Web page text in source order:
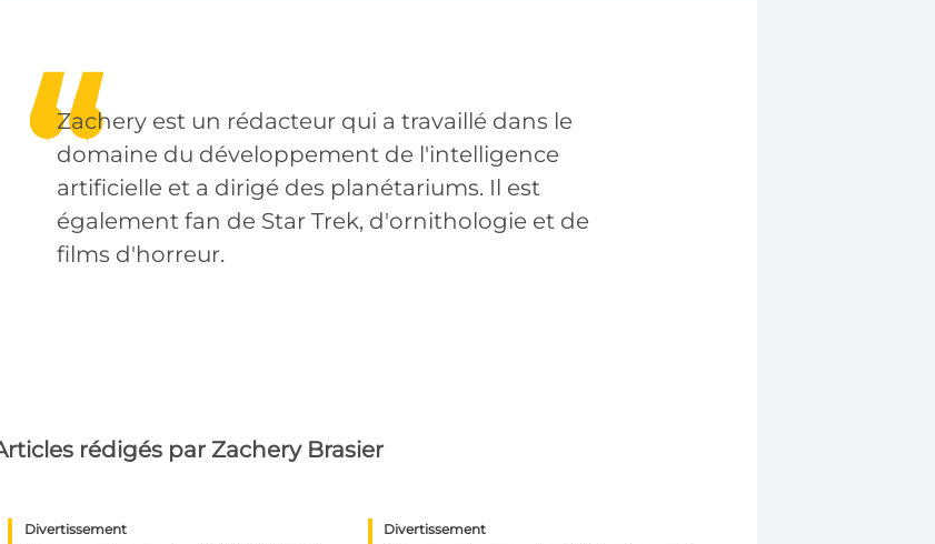
Zachery est un rédacteur qui a travaillé dans le
domaine du développement de l'intelligence
artificielle et a dirigé des planétariums. Il est
également fan de Star Trek, d'ornithologie et de
films d'horreur.
rédigés par Zachery Brasier
Divertissement Divertissement